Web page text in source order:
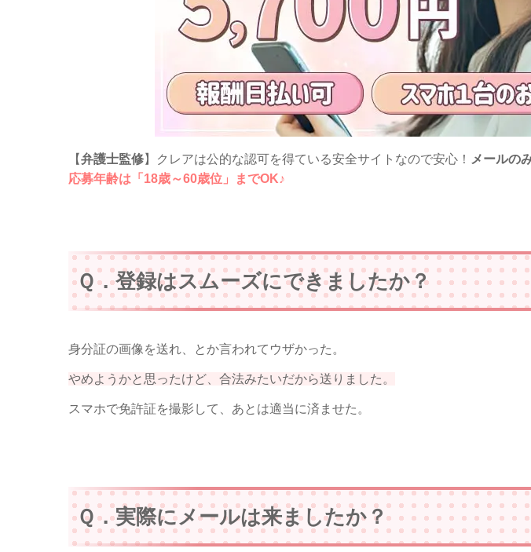
【弁護士監修】クレアは公的な認可を得ている安全サイトなので安心！ メールの
応募年齢は「18歳～60歳位」までOK♪
Ｑ．登録はスムーズにできましたか？
身分証の画像を送れ、とか言われてウザかった。
やめようかと思ったけど、合法みたいだから送りました。
スマホで免許証を撮影して、あとは適当に済ませた。
Ｑ．実際にメールは来ましたか？